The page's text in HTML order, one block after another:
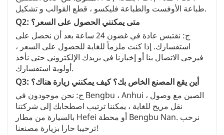
طباعة الأوفست والطباعة فليكسو ، قطع القوالب و تشكيل.
ج: نقتبس عادة في غضون 24 ساعة بعد أن نحصل على
استفسارك. إذا كنت ملزماً للغاية للحصول على السعر ،
فيرجى الاتصال بنا أو إخبارنا في بريدك الإلكتروني حتى نأخذ
أولوية استفسارك.
Q3: أين يقع المصنع الخاص بك؟ كيف يمكنني زيارة هناك؟
ج: نحن موجودون في Bengbu ، Anhui ، الصين مع وصول
نقل مريح للغاية ، يمكننا ترتيب اصطحابك إلى شركتنا
بالسيارة من مطار Hefei أو محطة Bengbu Nan. نرحب
ترحيبا حارا بزيارة مصنعنا!